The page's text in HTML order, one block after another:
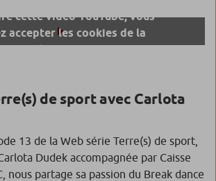
cette vidéo YouTube, vous
accepter les cookies de la
Réseaux Sociaux dont
de sport avec Carlota
13 de la Web série Terre(s) de sport,
Dudek accompagnée par Caisse
nous partage sa passion du Break dance